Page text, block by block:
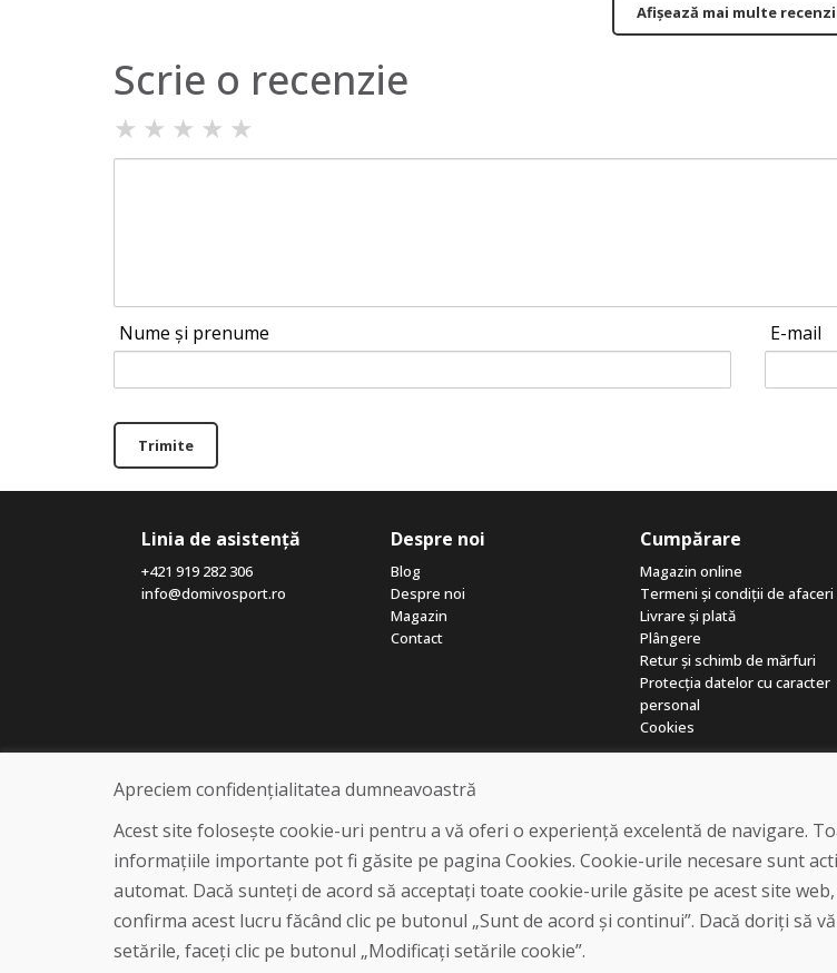
Afișează mai multe
Scrie o recenzie
★ ★ ★ ★ ★
Nume și prenume E-mail
Trimite
Linia de asistență
+421 919 282 306
info@domivosport.ro
Despre noi
Blog
Despre noi
Magazin
Contact
Cumpărare
Magazin online
Termeni și condiții de afaceri
Livrare și plată
Plângere
Retur și schimb de mărfuri
Protecția datelor cu caracter
personal
Cookies
© DOMIVOSPORT 2026, Toate
DUFEKSOFT crearea de
Apreciem confidențialitatea dumneavoastră
Acest site folosește cookie-uri pentru a vă oferi o experiență excelentă de navigare.
informațiile importante pot fi găsite pe pagina Cookies. Cookie-urile necesare sunt
automat. Dacă sunteți de acord să acceptați toate cookie-urile găsite pe acest site
confirma acest lucru făcând clic pe butonul „Sunt de acord și continui”. Dacă doriți să
setările, faceți clic pe butonul „Modificați setările cookie”.